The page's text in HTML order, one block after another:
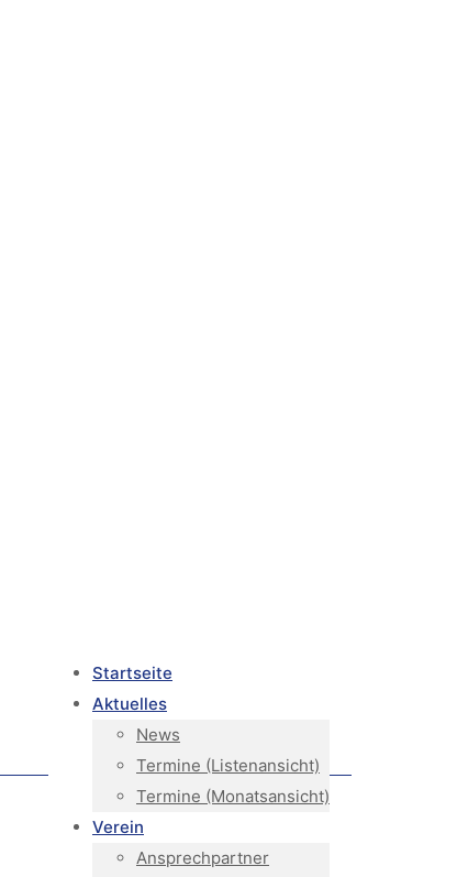
Startseite
Aktuelles
News
Termine (Listenansicht)
Termine (Monatsansicht)
Verein
Ansprechpartner